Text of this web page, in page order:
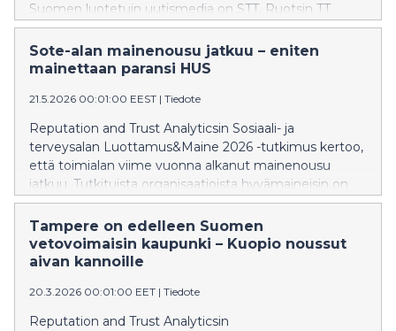
Suomen luotetuin uutismedia on STT, Ruotsin TT
Nyhetsbyrån. TIEDOT OVAT JULKAISUVAPAITA
23.6.2026.
Sote-alan mainenousu jatkuu – eniten
mainettaan paransi HUS
21.5.2026 00:01:00 EEST | Tiedote
Reputation and Trust Analyticsin Sosiaali- ja
terveysalan Luottamus&Maine 2026 -tutkimus kertoo,
että toimialan viime vuonna alkanut mainenousu
jatkuu. Tutkituista organisaatioista hyvämaineisin on
Tekonivelsairaala Coxa, ja suurimman mainenousun
teki HUS. Tiedotteen tiedot ovat julkaisuvapaita
21.5.2026.
Tampere on edelleen Suomen
vetovoimaisin kaupunki – Kuopio noussut
aivan kannoille
20.3.2026 00:01:00 EET | Tiedote
Reputation and Trust Analyticsin